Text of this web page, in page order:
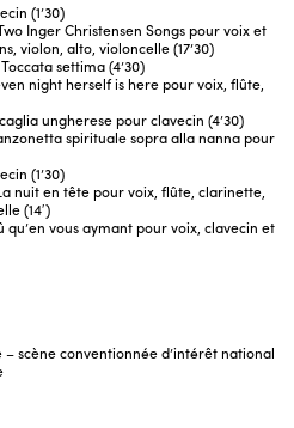
(1’30)
Inger Christensen Songs pour voix et
violon, alto, violoncelle (17’30)
Toccata settima(4’30)
night herself is here pour voix, flûte,
ungherese pour clavecin (4’30)
spirituale sopra alla nanna pour
(1’30)
nuit en tête pour voix, flûte, clarinette,
(14′)
qu’en vous aymant pour voix, clavecin et
scène conventionnée d’intérêt national